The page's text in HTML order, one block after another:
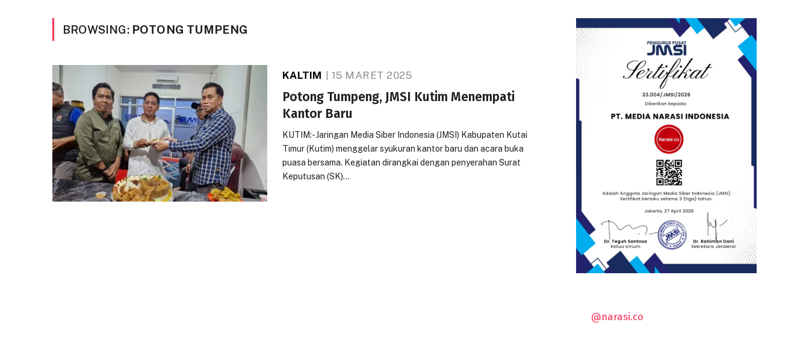
BROWSING: POTONG TUMPENG
KALTIM 15 MARET 2025
Potong Tumpeng, JMSI Kutim Menempati
Kantor Baru
KUTIM:- Jaringan Media Siber Indonesia (JMSI) Kabupaten Kutai
Timur (Kutim) menggelar syukuran kantor baru dan acara buka
puasa bersama. Kegiatan dirangkai dengan penyerahan Surat
Keputusan (SK)…
@narasi.co